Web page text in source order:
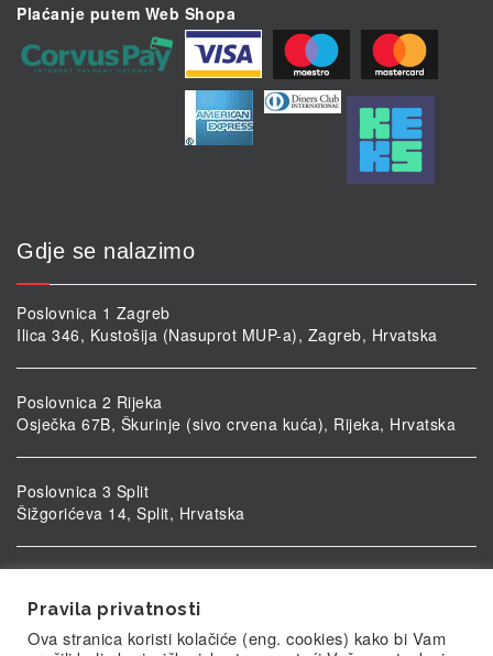
Plaćanje putem Web Shopa
Gdje se nalazimo
Poslovnica 1 Zagreb
Ilica 346, Kustošija (Nasuprot MUP-a), Zagreb, Hrvatska
Poslovnica 2 Rijeka
Osječka 67B, Škurinje (sivo crvena kuća), Rijeka, Hrvatska
Poslovnica 3 Split
Šižgorićeva 14, Split, Hrvatska
Ulica kardinala Alojzija Stepinca 5, Vukovar, Hrvatska
Pravila privatnosti
Ova stranica koristi kolačiće (eng. cookies) kako bi Vam